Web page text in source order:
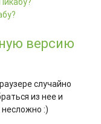
версию
случайно
из нее и
:)